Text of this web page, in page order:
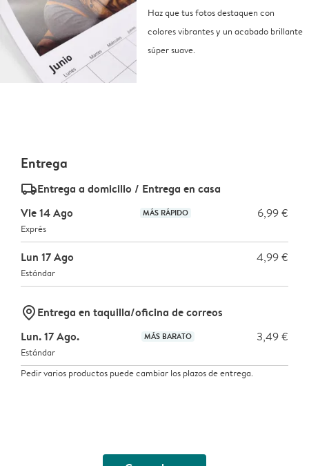
Haz que tus fotos destaquen con
colores vibrantes y un acabado brillante
súper suave.
Entrega
delivery_standard_v2Entrega a domicilio / Entrega en casa
Vie 14 Ago
MÁS RÁPIDO 6,99 €
Exprés
Lun 17 Ago 4,99 €
Estándar
marker-pinEntrega en taquilla/oficina de correos
Lun. 17 Ago.
MÁS BARATO 3,49 €
Estándar
Pedir varios productos puede cambiar los plazos de entrega.